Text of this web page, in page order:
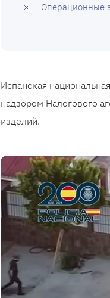
Операционные
Испанская
надзором Налогового
изделий.